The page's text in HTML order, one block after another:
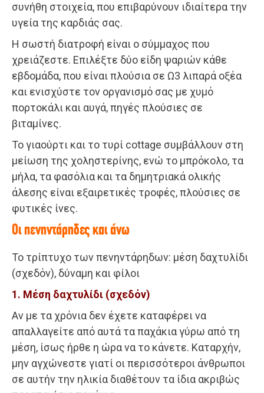
συνήθη στοιχεία, που επιβαρύνουν ιδιαίτερα την
υγεία της καρδιάς σας.
Η σωστή διατροφή είναι ο σύμμαχος που
χρειάζεστε. Επιλέξτε δύο είδη ψαριών κάθε
εβδομάδα, που είναι πλούσια σε Ω3 λιπαρά οξέα
και ενισχύστε τον οργανισμό σας με χυμό
πορτοκάλι και αυγά, πηγές πλούσιες σε
βιταμίνες.
Το γιαούρτι και το τυρί cottage συμβάλλουν στη
μείωση της χοληστερίνης, ενώ το μπρόκολο, τα
μήλα, τα φασόλια και τα δημητριακά ολικής
άλεσης είναι εξαιρετικές τροφές, πλούσιες σε
φυτικές ίνες.
Οι πενηντάρηδες και άνω
Το τρίπτυχο των πενηντάρηδων: μέση δαχτυλίδι
(σχεδόν), δύναμη και φίλοι
1. Μέση δαχτυλίδι (σχεδόν)
Αν με τα χρόνια δεν έχετε καταφέρει να
απαλλαγείτε από αυτά τα παχάκια γύρω από τη
μέση, ίσως ήρθε η ώρα να το κάνετε. Καταρχήν,
μην αγχώνεστε γιατί οι περισσότεροι άνθρωποι
σε αυτήν την ηλικία διαθέτουν τα ίδια ακριβώς